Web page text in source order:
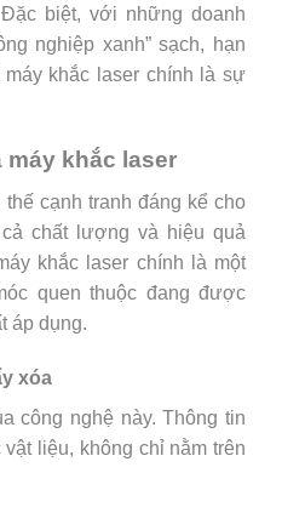
biệt, với những doanh
nghiệp xanh” sạch, hạn
khắc laser chính là sự
khắc laser
cạnh tranh đáng kể cho
chất lượng và hiệu quả
khắc laser chính là một
quen thuộc đang được
áp dụng.
xóa
công nghệ này. Thông tin
liệu, không chỉ nằm trên